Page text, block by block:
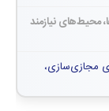
محیط‌های نیازمند
مجازی‌سازی،